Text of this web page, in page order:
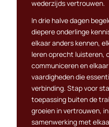
wederzijds vertrouwen.
In drie halve dagen
diepere onderlinge
elkaar anders kennen,
leren oprecht luisteren,
communiceren en
vaardigheden die
verbinding. Stap voor
toepassing buiten de
groeien in vertrouwen,
samenwerking met